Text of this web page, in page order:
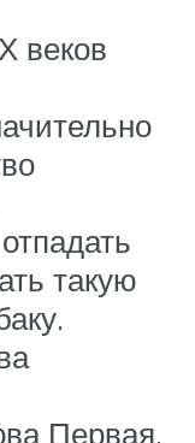
веков
такую
Первая,